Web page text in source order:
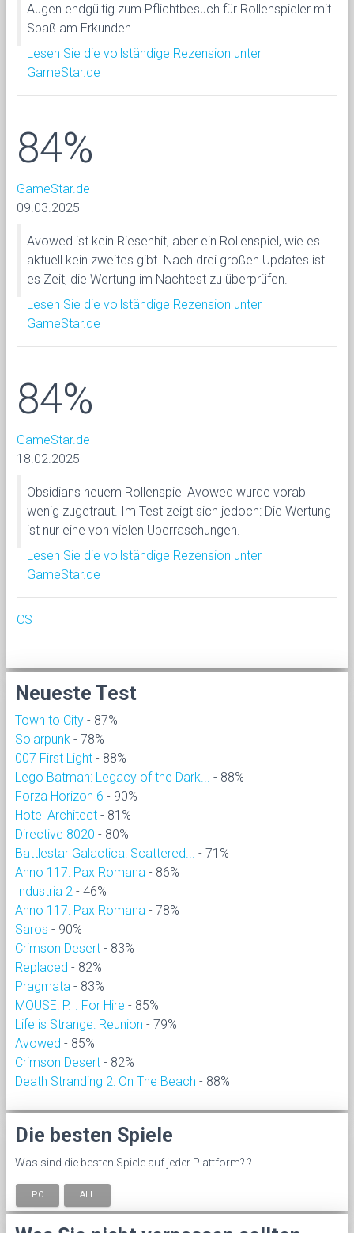
Augen endgültig zum Pflichtbesuch für Rollenspieler mit
Spaß am Erkunden.
Lesen Sie die vollständige Rezension unter
GameStar.de
84%
GameStar.de
09.03.2025
Avowed ist kein Riesenhit, aber ein Rollenspiel, wie es
aktuell kein zweites gibt. Nach drei großen Updates ist
es Zeit, die Wertung im Nachtest zu überprüfen.
Lesen Sie die vollständige Rezension unter
GameStar.de
84%
GameStar.de
18.02.2025
Obsidians neuem Rollenspiel Avowed wurde vorab
wenig zugetraut. Im Test zeigt sich jedoch: Die Wertung
ist nur eine von vielen Überraschungen.
Lesen Sie die vollständige Rezension unter
GameStar.de
CS
Neueste Test
Town to City - 87%
Solarpunk - 78%
007 First Light - 88%
Lego Batman: Legacy of the Dark...
- 88%
Forza Horizon 6 - 90%
Hotel Architect - 81%
Directive 8020 - 80%
Battlestar Galactica: Scattered...
- 71%
Anno 117: Pax Romana - 86%
Industria 2 - 46%
Anno 117: Pax Romana - 78%
Saros - 90%
Crimson Desert - 83%
Replaced - 82%
Pragmata - 83%
MOUSE: P.I. For Hire - 85%
Life is Strange: Reunion - 79%
Avowed - 85%
Crimson Desert - 82%
Death Stranding 2: On The Beach - 88%
Die besten Spiele
Was sind die besten Spiele auf jeder Plattform? ?
PC ALL